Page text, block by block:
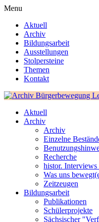
Menu
Aktuell
Archiv
Bildungsarbeit
Ausstellungen
Stolpersteine
Themen
Kontakt
Aktuell
Archiv
Archiv
Einzelne
Recherche
histor. Interviews
Was uns
Zeitzeugen
Bildungsarbeit
Publikationen
Schülerprojekte
Sächsischer